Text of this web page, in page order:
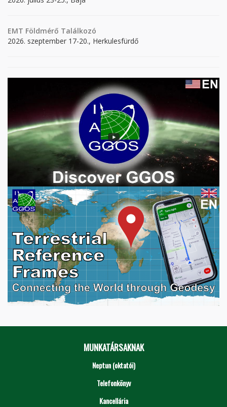
EMT Földmérő Találkozó
2026. szeptember 17-20., Herkulesfürdő
MUNKATÁRSAKNAK
Neptun (oktatói)
Telefonkönyv
Kancellária